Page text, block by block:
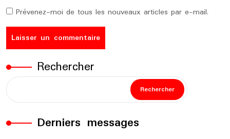
Prévenez-moi de tous les nouveaux articles par e-mail.
Rechercher
Rechercher
Derniers messages